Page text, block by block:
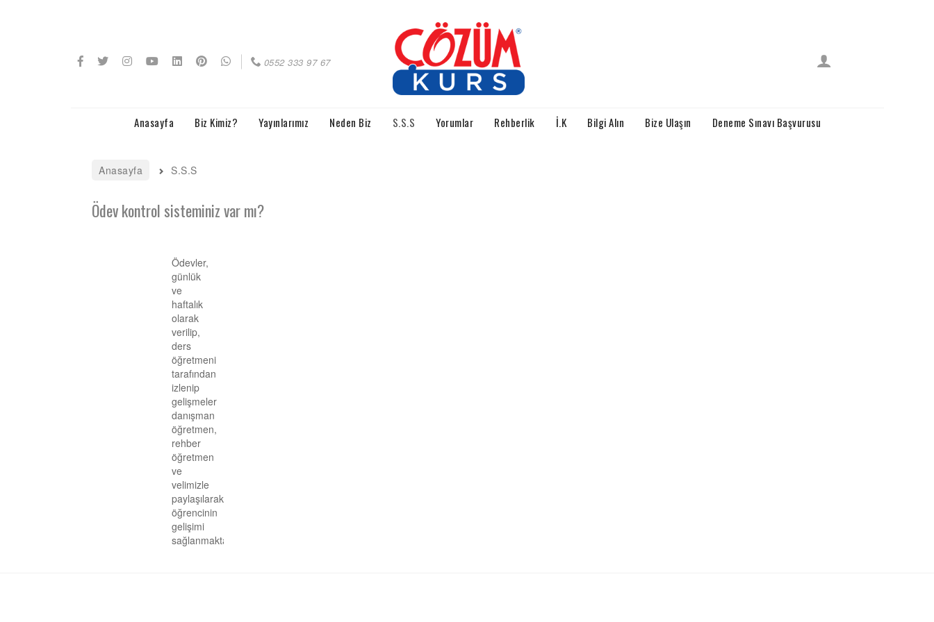
0552 333 97 67
Anasayfa Biz Kimiz?
Yayınlarımız
Bizden Görüntüler
Anket
Yayınlarımız Neden Biz S.S.S Yorumlar Rehberlik İ.K Bilgi Alın Bize Ulaşın Deneme Sınavı Başvurusu
Anasayfa S.S.S
Ödev kontrol sisteminiz var mı?
Ödevler,
günlük
ve
haftalık
olarak
verilip,
ders
öğretmeni
tarafından
izlenip
gelişmeler
danışman
öğretmen,
rehber
öğretmen
ve
velimizle
paylaşılarak
öğrencinin
gelişimi
sağlanmaktadır.